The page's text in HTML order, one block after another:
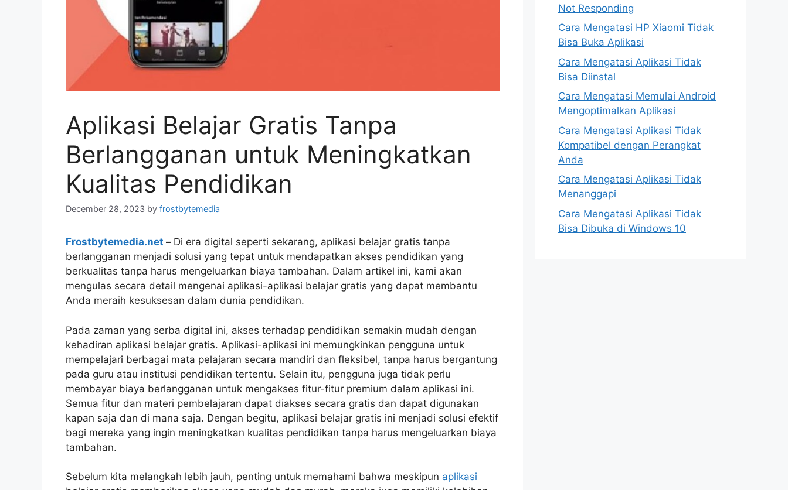
Aplikasi Belajar Gratis Tanpa
Berlangganan untuk Meningkatkan
Kualitas Pendidikan
December 28, 2023 by frostbytemedia
Frostbytemedia.net – Di era digital seperti sekarang, aplikasi belajar gratis tanpa
berlangganan menjadi solusi yang tepat untuk mendapatkan akses pendidikan yang
berkualitas tanpa harus mengeluarkan biaya tambahan. Dalam artikel ini, kami akan
mengulas secara detail mengenai aplikasi-aplikasi belajar gratis yang dapat membantu
Anda meraih kesuksesan dalam dunia pendidikan.
Pada zaman yang serba digital ini, akses terhadap pendidikan semakin mudah dengan
kehadiran aplikasi belajar gratis. Aplikasi-aplikasi ini memungkinkan pengguna untuk
mempelajari berbagai mata pelajaran secara mandiri dan fleksibel, tanpa harus bergantung
pada guru atau institusi pendidikan tertentu. Selain itu, pengguna juga tidak perlu
membayar biaya berlangganan untuk mengakses fitur-fitur premium dalam aplikasi ini.
Semua fitur dan materi pembelajaran dapat diakses secara gratis dan dapat digunakan
kapan saja dan di mana saja. Dengan begitu, aplikasi belajar gratis ini menjadi solusi efektif
bagi mereka yang ingin meningkatkan kualitas pendidikan tanpa harus mengeluarkan biaya
tambahan.
Sebelum kita melangkah lebih jauh, penting untuk memahami bahwa meskipun aplikasi
Not Responding
Cara Mengatasi HP Xiaomi Tidak
Bisa Buka Aplikasi
Cara Mengatasi Aplikasi Tidak
Bisa Diinstal
Cara Mengatasi Memulai Android
Mengoptimalkan Aplikasi
Cara Mengatasi Aplikasi Tidak
Kompatibel dengan Perangkat
Anda
Cara Mengatasi Aplikasi Tidak
Menanggapi
Cara Mengatasi Aplikasi Tidak
Bisa Dibuka di Windows 10